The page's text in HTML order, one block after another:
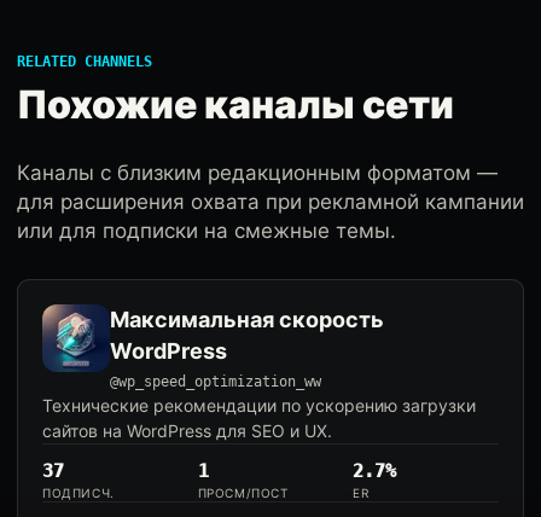
RELATED CHANNELS
Похожие каналы сети
Каналы с близким редакционным форматом —
для расширения охвата при рекламной кампании
или для подписки на смежные темы.
Максимальная скорость
WordPress
@wp_speed_optimization_ww
Технические рекомендации по ускорению загрузки
сайтов на WordPress для SEO и UX.
37
ПОДПИСЧ.
1
ПРОСМ/ПОСТ
2.7%
ER